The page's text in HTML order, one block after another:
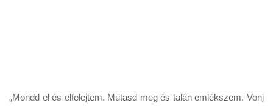
„Mondd el és elfelejtem. Mutasd meg és talán emlékszem. Vonj